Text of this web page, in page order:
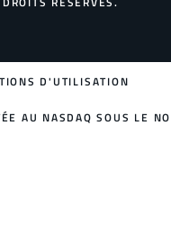
D'UTILISATION
AU NASDAQ SOUS LE